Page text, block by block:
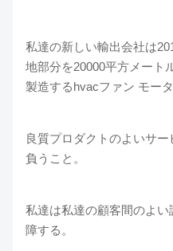
私達の新しい輸出会社は
地部分を20000平方メート
製造するhvacファン モータ
良質プロダクトのよいサ
負うこと。
私達は私達の顧客間のよ
障する。